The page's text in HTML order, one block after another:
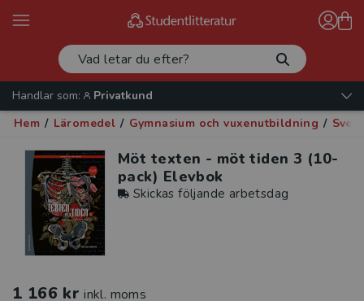
Handlar som:
Privatkund
Hem / Läromedel / Gymnasium och vuxenutbildning /
Möt texten - möt tiden 3 (10-
pack) Elevbok
Skickas följande arbetsdag
1 166 kr inkl. moms